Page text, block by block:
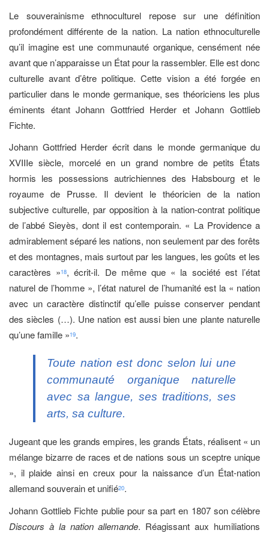
Le souverainisme ethnoculturel repose sur une définition
profondément différente de la nation. La nation ethnoculturelle
qu’il imagine est une communauté organique, censément née
avant que n’apparaisse un État pour la rassembler. Elle est donc
culturelle avant d’être politique. Cette vision a été forgée en
particulier dans le monde germanique, ses théoriciens les plus
éminents étant Johann Gottfried Herder et Johann Gottlieb
Fichte.
Johann Gottfried Herder écrit dans le monde germanique du
XVIIIe siècle, morcelé en un grand nombre de petits États
hormis les possessions autrichiennes des Habsbourg et le
royaume de Prusse. Il devient le théoricien de la nation
subjective culturelle, par opposition à la nation-contrat politique
de l’abbé Sieyès, dont il est contemporain. « La Providence a
admirablement séparé les nations, non seulement par des forêts
et des montagnes, mais surtout par les langues, les goûts et les
caractères »18, écrit-il. De même que « la société est l’état
naturel de l’homme », l’état naturel de l’humanité est la « nation
avec un caractère distinctif qu’elle puisse conserver pendant
des siècles (…). Une nation est aussi bien une plante naturelle
qu’une famille »19.
Toute nation est donc selon lui une
communauté organique naturelle
avec sa langue, ses traditions, ses
arts, sa culture.
Jugeant que les grands empires, les grands États, réalisent « un
mélange bizarre de races et de nations sous un sceptre unique
», il plaide ainsi en creux pour la naissance d’un État-nation
allemand souverain et unifié20.
Johann Gottlieb Fichte publie pour sa part en 1807 son célèbre
Discours à la nation allemande. Réagissant aux humiliations